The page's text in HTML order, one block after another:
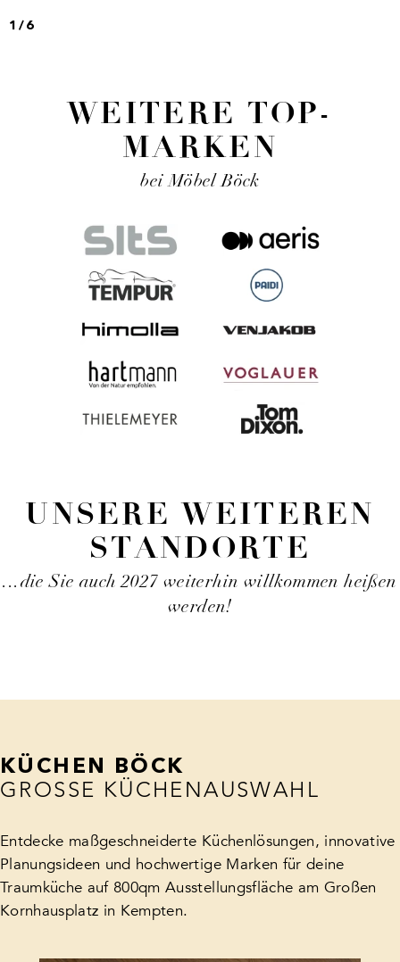
1/6
WEITERE TOP-
MARKEN
bei Möbel Böck
UNSERE WEITEREN
STANDORTE
...die Sie auch 2027 weiterhin willkommen heißen
werden!
KÜCHEN BÖCK
GROSSE KÜCHENAUSWAHL
Entdecke maßgeschneiderte Küchenlösungen, innovative
Planungsideen und hochwertige Marken für deine
Traumküche auf 800qm Ausstellungsfläche am Großen
Kornhausplatz in Kempten.